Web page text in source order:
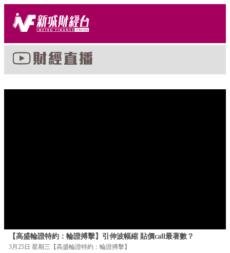
【高盛輪證特約：輪證搏擊】引伸波幅縮 貼價call最著數？
3月25日 星期三【高盛輪證特約：輪證搏擊】